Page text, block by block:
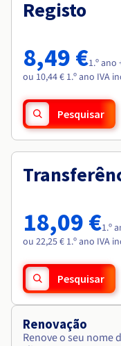
Preços
Roadmap & Changelog
Observabilidade
Roadmap & Changelog
Roadmap & Changelog
Roadmap & Changelog
Roadmap & Changelog
Registo
8,49 €1.º ano
ou 10,44 € 1.º ano IVA
Pesquisar
18,09 €1.º
ou 22,25 € 1.º ano IVA
Pesquisar
Renovação
Renove o seu nome